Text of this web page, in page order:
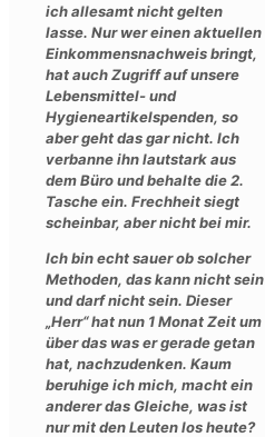
ich allesamt nicht gelten
lasse. Nur wer einen aktuellen
Einkommensnachweis bringt,
hat auch Zugriff auf unsere
Lebensmittel- und
Hygieneartikelspenden, so
aber geht das gar nicht. Ich
verbanne ihn lautstark aus
dem Büro und behalte die 2.
Tasche ein. Frechheit siegt
scheinbar, aber nicht bei mir.
Ich bin echt sauer ob solcher
Methoden, das kann nicht sein
und darf nicht sein. Dieser
„Herr“ hat nun 1 Monat Zeit um
über das was er gerade getan
hat, nachzudenken. Kaum
beruhige ich mich, macht ein
anderer das Gleiche, was ist
nur mit den Leuten los heute?